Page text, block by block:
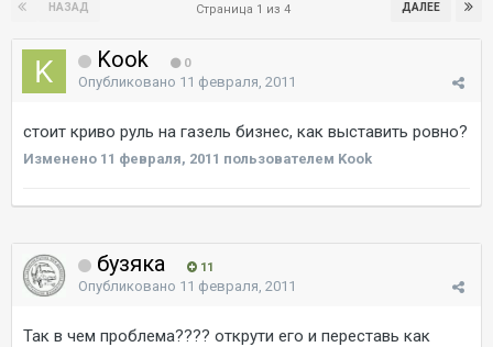
НАЗАД ДАЛЕЕ
Страница 1 из 4
Kook 0
Опубликовано 11 февраля, 2011
стоит криво руль на газель бизнес, как выставить ровно?
Изменено 11 февраля, 2011 пользователем Kook
бузяка 11
Опубликовано 11 февраля, 2011
Так в чем проблема???? открути его и переставь как